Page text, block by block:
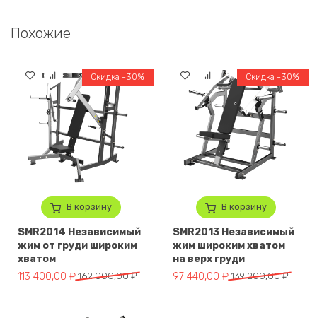
Похожие
В корзину
Скидка -30%
SMR2014 Независимый
жим от груди широким
хватом
162 000,00₽
Первоначальная цена составляла 162 000,00 ₽.
113 400,00 ₽
Текущая цена: 113 400,00 ₽.
В корзину
Скидка -30%
SMR2013 Независимый
жим широким хватом
на верх груди
139 200,00₽
Первоначальная цена
97 440,00 ₽
Текущая цена: 97 440,00 ₽.